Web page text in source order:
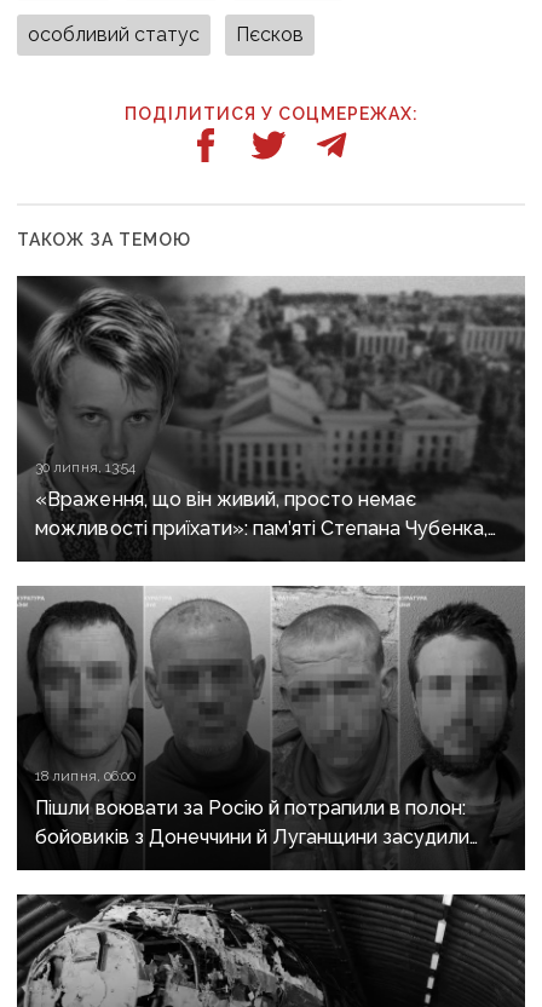
особливий статус Пєсков
ПОДІЛИТИСЯ У СОЦМЕРЕЖАХ:
ТАКОЖ ЗА ТЕМОЮ
30 липня, 13:54
«Враження, що він живий, просто немає
можливості приїхати»: пам’яті Степана Чубенка,
якого закатували бойовики за любов до України
18 липня, 06:00
Пішли воювати за Росію й потрапили в полон:
бойовиків з Донеччини й Луганщини засудили
до 15 років тюрми